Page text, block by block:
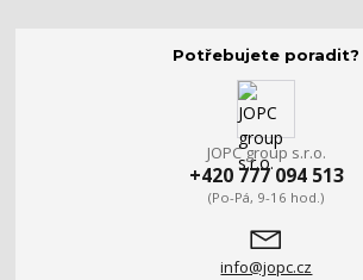
Potřebujete poradit?
JOPC group s.r.o.
+420 777 094 513
(Po-Pá, 9-16 hod.)
info@jopc.cz